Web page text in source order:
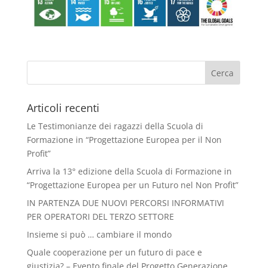
Articoli recenti
Le Testimonianze dei ragazzi della Scuola di
Formazione in “Progettazione Europea per il Non
Profit”
Arriva la 13° edizione della Scuola di Formazione in
“Progettazione Europea per un Futuro nel Non Profit”
IN PARTENZA DUE NUOVI PERCORSI INFORMATIVI
PER OPERATORI DEL TERZO SETTORE
Insieme si può … cambiare il mondo
Quale cooperazione per un futuro di pace e